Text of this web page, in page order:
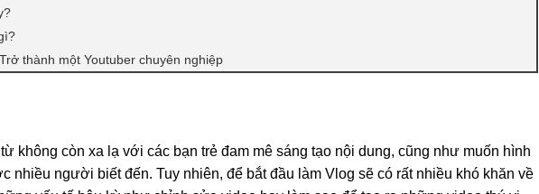
thành một Youtuber chuyên nghiệp
không còn xa lạ với các bạn trẻ đam mê sáng tạo nội dung, cũng như muốn hình
nhiều người biết đến. Tuy nhiên, để bắt đầu làm Vlog sẽ có rất nhiều khó khăn về